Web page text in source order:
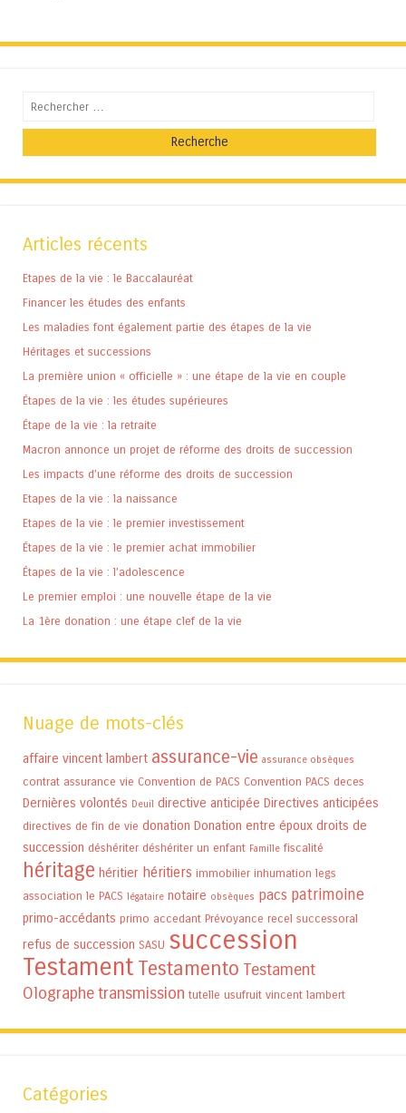
Recherche
Articles récents
Etapes de la vie : le Baccalauréat
Financer les études des enfants
Les maladies font également partie des étapes de la vie
Héritages et successions
La première union « officielle » : une étape de la vie en couple
Étapes de la vie : les études supérieures
Étape de la vie : la retraite
Macron annonce un projet de réforme des droits de succession
Les impacts d’une réforme des droits de succession
Etapes de la vie : la naissance
Etapes de la vie : le premier investissement
Étapes de la vie : le premier achat immobilier
Étapes de la vie : l’adolescence
Le premier emploi : une nouvelle étape de la vie
La 1ère donation : une étape clef de la vie
Nuage de mots-clés
affaire vincent lambert assurance-vie assurance obsèques
contrat assurance vie Convention de PACS Convention PACS deces
Dernières volontés Deuil directive anticipée Directives anticipées
directives de fin de vie donation Donation entre époux droits de
succession déshériter déshériter un enfant Famille fiscalité
héritage héritier héritiers immobilier inhumation legs
association le PACS légataire notaire obsèques pacs patrimoine
primo-accédants primo accedant Prévoyance recel successoral
refus de succession SASU succession
Testament Testamento Testament
Olographetransmission tutelle usufruit vincent lambert
Catégories